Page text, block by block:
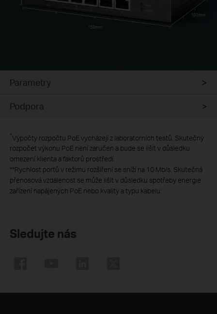
158mm
101mm
Parametry
Podpora
*Výpočty rozpočtu PoE vycházejí z laboratorních testů. Skutečný
rozpočet výkonu PoE není zaručen a bude se lišit v důsledku
omezení klienta a faktorů prostředí.
**Rychlost portů v režimu rozšíření se sníží na 10 Mb/s. Skutečná
přenosová vzdálenost se může lišit v důsledku spotřeby energie
zařízení napájených PoE nebo kvality a typu kabelu.
Sledujte nás